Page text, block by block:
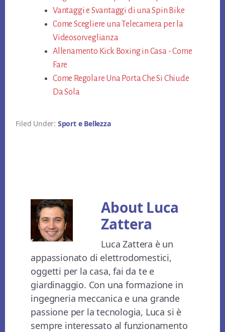
t
di
Vantaggi e Svantaggi di una Spin Bike
Come Scegliere una Telecamera per la
Videosorveglianza
Allenamento Kick Boxing in Casa - Come
Fare
Come Regolare Una Porta Che Si Chiude
Da Sola
Filed Under: Sport e Bellezza
About Luca
Zattera
Luca Zattera è un
appassionato di elettrodomestici,
oggetti per la casa, fai da te e
giardinaggio. Con una formazione in
ingegneria meccanica e una grande
passione per la tecnologia, Luca si è
sempre interessato al funzionamento